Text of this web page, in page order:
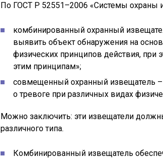
По ГОСТ Р 52551–2006 «Системы охраны
комбинированный охранный
выявить объект обнаружения на
физических принципов действия,
этим принципам»;
совмещенный охранный извещатель
о тревоге при различных видах
Можно заключить: эти извещатели
различного типа.
Комбинированный извещатель